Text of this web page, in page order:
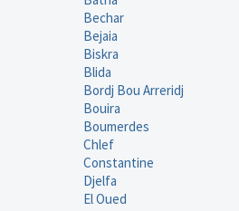
Bechar
Bejaia
Biskra
Blida
Bordj Bou Arreridj
Bouira
Boumerdes
Chlef
Constantine
Djelfa
El Oued